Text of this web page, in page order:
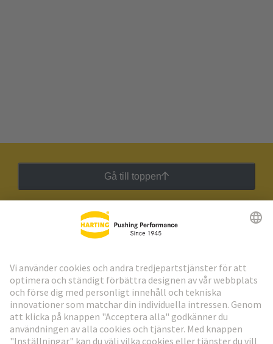
Gå till toppen
HARTING:s nyhetsbrev
Gå till registrering
Social Media